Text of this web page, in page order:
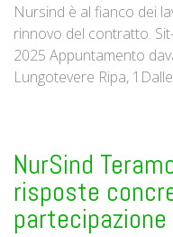
Nursind è al fianco dei
rinnovo del contratto.
2025 Appuntamento
Lungotevere Ripa,
NurSind
risposte